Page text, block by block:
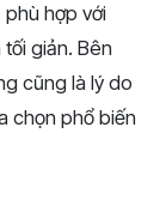
hợp với
giản. Bên
cũng là lý do
chọn phổ biến